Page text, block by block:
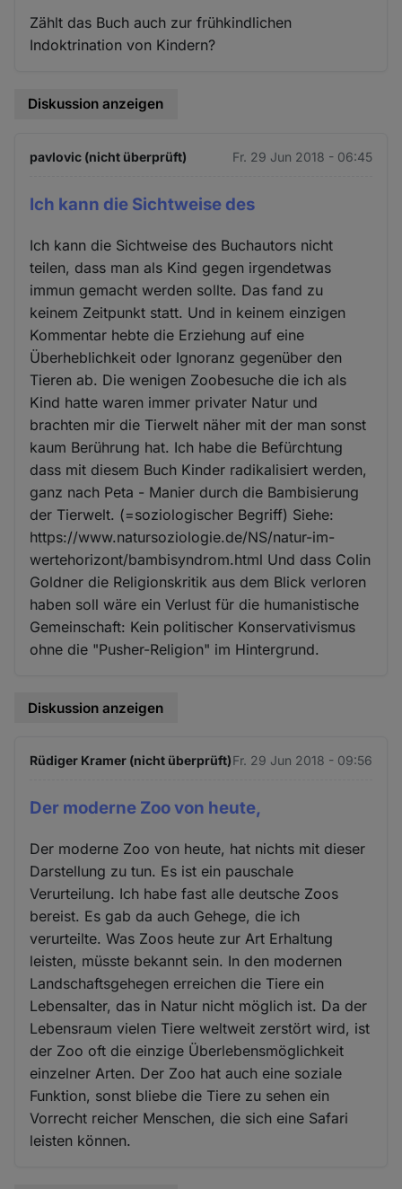
Zählt das Buch auch zur frühkindlichen
Indoktrination von Kindern?
Diskussion anzeigen
pavlovic (nicht überprüft) Fr. 29 Jun 2018 - 06:45
Ich kann die Sichtweise des
Ich kann die Sichtweise des Buchautors nicht
teilen, dass man als Kind gegen irgendetwas
immun gemacht werden sollte. Das fand zu
keinem Zeitpunkt statt. Und in keinem einzigen
Kommentar hebte die Erziehung auf eine
Überheblichkeit oder Ignoranz gegenüber den
Tieren ab. Die wenigen Zoobesuche die ich als
Kind hatte waren immer privater Natur und
brachten mir die Tierwelt näher mit der man sonst
kaum Berührung hat. Ich habe die Befürchtung
dass mit diesem Buch Kinder radikalisiert werden,
ganz nach Peta - Manier durch die Bambisierung
der Tierwelt. (=soziologischer Begriff) Siehe:
https://www.natursoziologie.de/NS/natur-im-
wertehorizont/bambisyndrom.html Und dass Colin
Goldner die Religionskritik aus dem Blick verloren
haben soll wäre ein Verlust für die humanistische
Gemeinschaft: Kein politischer Konservativismus
ohne die "Pusher-Religion" im Hintergrund.
Diskussion anzeigen
Rüdiger Kramer (nicht überprüft)Fr. 29 Jun 2018 - 09:56
Der moderne Zoo von heute,
Der moderne Zoo von heute, hat nichts mit dieser
Darstellung zu tun. Es ist ein pauschale
Verurteilung. Ich habe fast alle deutsche Zoos
bereist. Es gab da auch Gehege, die ich
verurteilte. Was Zoos heute zur Art Erhaltung
leisten, müsste bekannt sein. In den modernen
Landschaftsgehegen erreichen die Tiere ein
Lebensalter, das in Natur nicht möglich ist. Da der
Lebensraum vielen Tiere weltweit zerstört wird, ist
der Zoo oft die einzige Überlebensmöglichkeit
einzelner Arten. Der Zoo hat auch eine soziale
Funktion, sonst bliebe die Tiere zu sehen ein
Vorrecht reicher Menschen, die sich eine Safari
leisten können.